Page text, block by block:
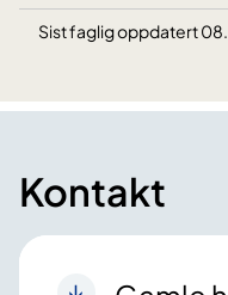
Sist faglig oppdatert
Kontakt